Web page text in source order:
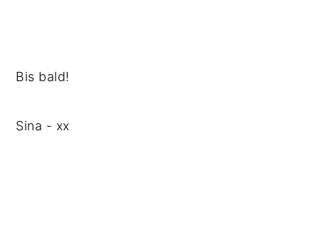
Bis bald!
Sina - xx